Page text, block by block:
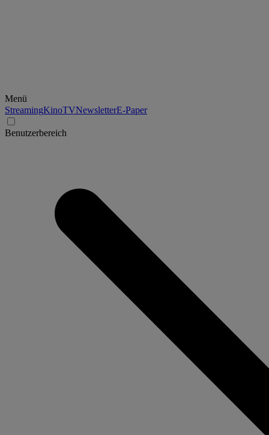
Menü
StreamingKinoTVNewsletterE-Paper
Benutzerbereich